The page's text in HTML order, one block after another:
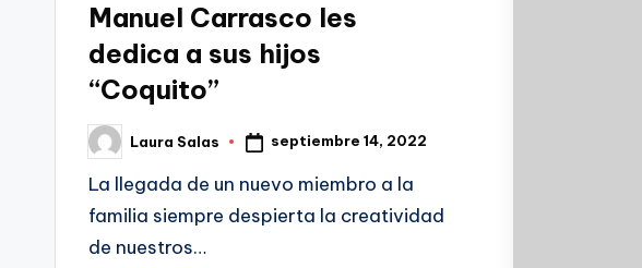
Manuel Carrasco les
dedica a sus hijos
“Coquito”
Publicado
por
Laura Salas septiembre 14, 2022
La llegada de un nuevo miembro a la
familia siempre despierta la creatividad
de nuestros…